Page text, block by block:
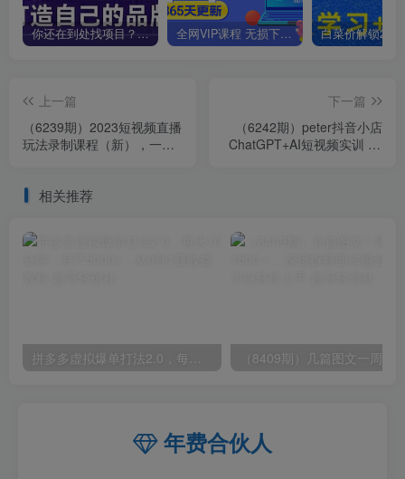
你还在到处找项目？还在当韭菜？我靠卖项目一个月收入5万+，曾经我也是个失败者。 全网VIP课程 无损下载~
上一篇
（6239期）2023短视频直播
玩法录制课程（新），一套
下一篇
（6242期）peter抖音小店
ChatGPT+AI短视频实训 10
相关推荐
年费合伙人